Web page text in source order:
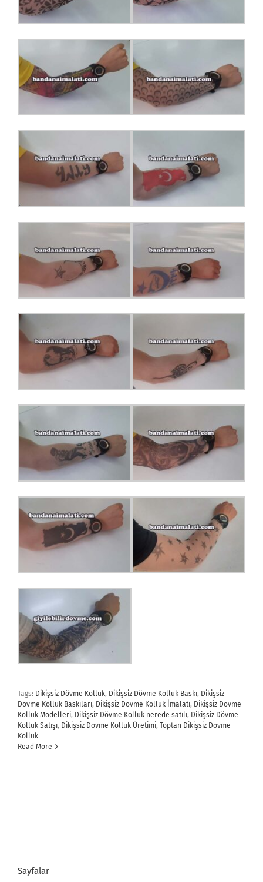
Tags: Dikişsiz Dövme Kolluk, Dikişsiz Dövme Kolluk Baskı, Dikişsiz
Dövme Kolluk Baskıları, Dikişsiz Dövme Kolluk İmalatı, Dikişsiz Dövme
Kolluk Modelleri, Dikişsiz Dövme Kolluk nerede satılı, Dikişsiz Dövme
Kolluk Satışı, Dikişsiz Dövme Kolluk Üretimi, Toptan Dikişsiz Dövme
Kolluk
Read More
Sayfalar